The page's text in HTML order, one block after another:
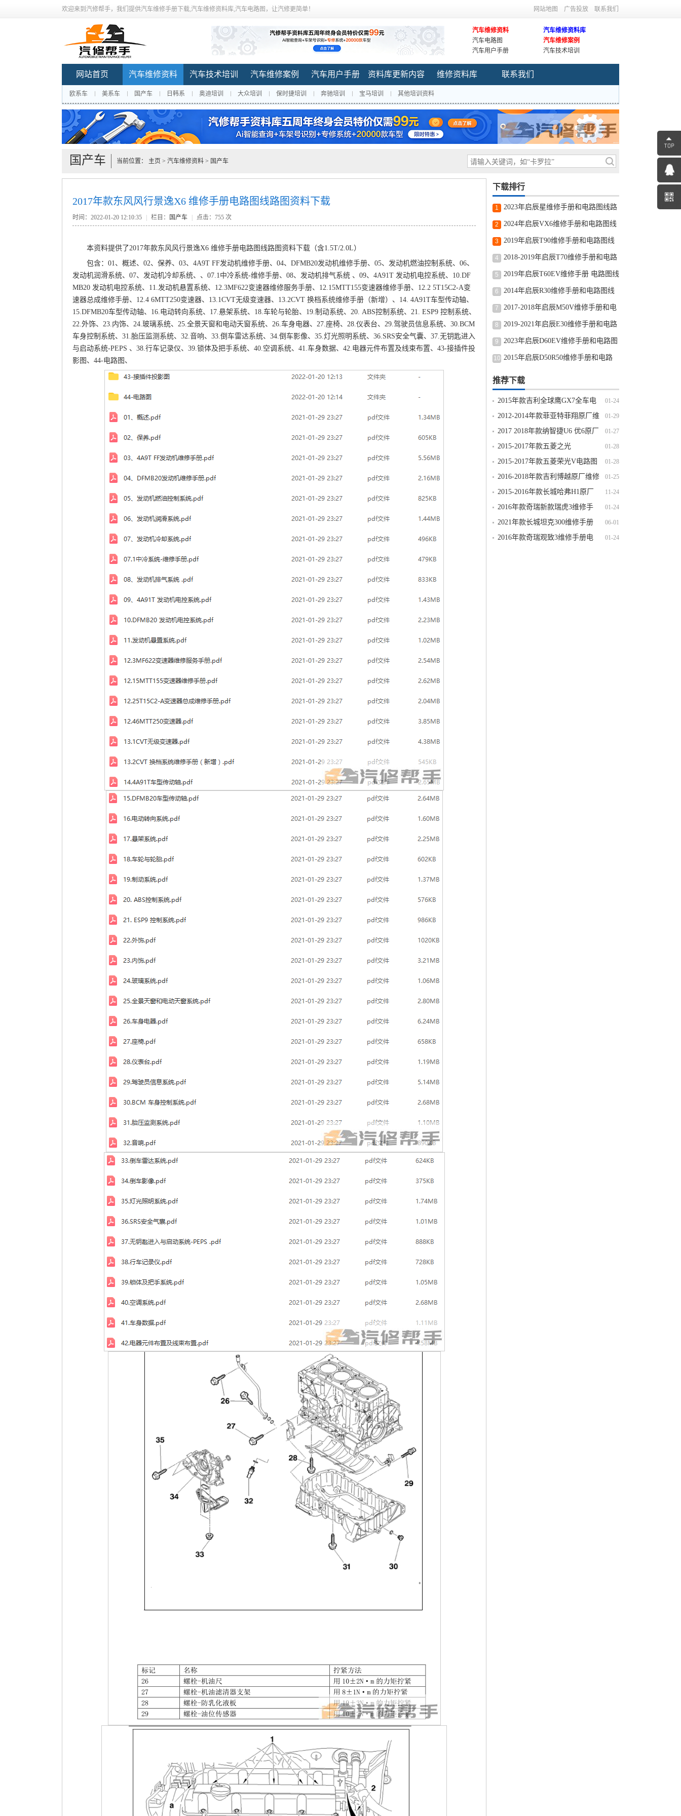
欢迎来到汽修帮手，我们提供汽车维修手册下载,汽车维修资料库,汽车电路图，让汽修更简单！ 网站地图 广告投放 联系我们
汽车维修资料
汽车维修资料库
汽车电路图
汽车维修案例
汽车用户手册
汽车技术培训
网站首页 汽车维修资料 汽车技术培训 汽车维修案例 汽车用户手册 资料库更新内容 维修资料库 联系我们
欧系车 美系车 国产车 日韩系 奥迪培训 大众培训 保时捷培训 奔驰培训 宝马培训 其他培训资料
国产车 当前位置： 主页 > 汽车维修资料 > 国产车
2017年款东风风行景逸X6 维修手册电路图线路图资料下载
时间：2022-01-20 12:10:35 栏目： 国产车 点击： 755 次
本资料提供了2017年款东风风行景逸X6 维修手册电路图线路图资料下载（含1.5T/2.0L）
包含：01、概述、02、保养、03、4A9T FF发动机维修手册、04、DFMB20发动机维修手册、05、发动机燃油控制系统、06、
发动机润滑系统、07、发动机冷却系统、、07.1中冷系统-维修手册、08、发动机排气系统 、09、4A91T 发动机电控系统、10.DF
MB20 发动机电控系统、11.发动机悬置系统、12.3MF622变速器维修服务手册、12.15MTT155变速器维修手册、12.2 5T15C2-A变
速器总成维修手册、12.4 6MTT250变速器、13.1CVT无级变速器、13.2CVT 换档系统维修手册（新增）、14. 4A91T车型传动轴、
15.DFMB20车型传动轴、16.电动转向系统、17.悬架系统、18.车轮与轮胎、19.制动系统、20. ABS控制系统、21. ESP9 控制系统、
22.外饰、23.内饰、24.玻璃系统、25.全景天窗和电动天窗系统、26.车身电器、27.座椅、28.仪表台、29.驾驶员信息系统、30.BCM
车身控制系统、31.胎压监测系统、32.音响、33.倒车雷达系统、34.倒车影像、35.灯光照明系统、36.SRS安全气囊、37.无钥匙进入
与启动系统-PEPS 、38.行车记录仪、39.锁体及把手系统、40.空调系统、41.车身数据、42.电器元件布置及线束布置、43-接插件投
影图、44-电路图、
下载排行
1
2023年启辰星维修手册和电路图线路
图修车资源下载
2
2024年启辰VX6维修手册和电路图线
路图修车资源下载
3
2019年启辰T90维修手册和电路图线
路图修车资源下载
4
2018-2019年启辰T70维修手册和电路
图线路图修车资源下载
5
2019年启辰T60EV维修手册 电路图线
路图修车资源下载
6
2014年启辰R30维修手册和电路图线
路图修车资源下载
7
2017-2018年启辰M50V维修手册和电
路图线路图修车资源下载
8
2019-2021年启辰E30维修手册和电路
图线路图修车资源下载
9
2023年启辰D60EV维修手册和电路图
线路图修车资源下载
10 2015年启辰D50R50维修手册和电路
推荐下载
01-24
2015年款吉利全球鹰GX7全车电
路图线路图资料下载
01-29
2012-2014年款菲亚特菲翔原厂维
修手册电路图线路图资料下载
01-27
2017 2018年款纳智捷U6 优6原厂
维修手册电路图线路图资料下载
01-28
2015-2017年款五菱之光
S（N120）电路图线路图资料下载
01-28
2015-2017年款五菱荣光V电路图
线路图资料下载
01-25
2016-2018年款吉利博越原厂维修
手册电路图线路图资料下载
11-24
2015-2016年款长城哈弗H1原厂
维修手册电路图线路图资料下载
01-24
2016年款奇瑞新款瑞虎3维修手
册电路图线路图资料下载
06-01
2021年款长城坦克300维修手册
电路图线路图资料下载
01-24
2016年款奇瑞观致3维修手册电